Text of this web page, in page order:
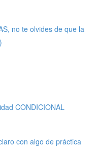
no te olvides de que la
CONDICIONAL
con algo de práctica